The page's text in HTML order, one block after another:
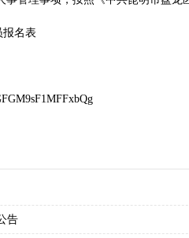
报名表
告